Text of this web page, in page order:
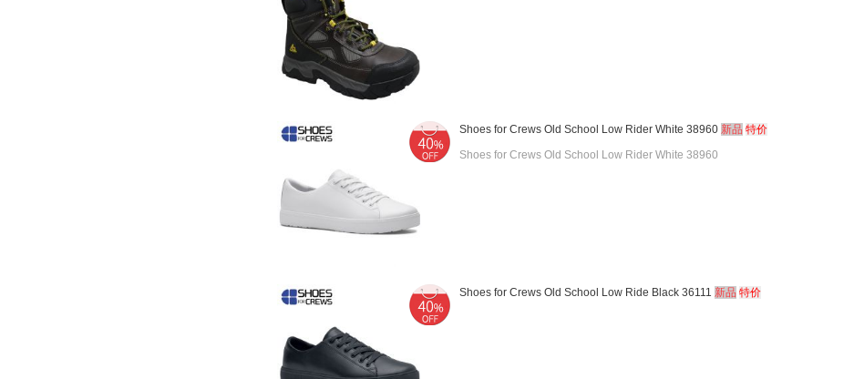
Shoes for Crews Old School Low Rider White 38960 新品 特价
Shoes for Crews Old School Low Rider White 38960
Shoes for Crews Old School Low Ride Black 36111 新品 特价